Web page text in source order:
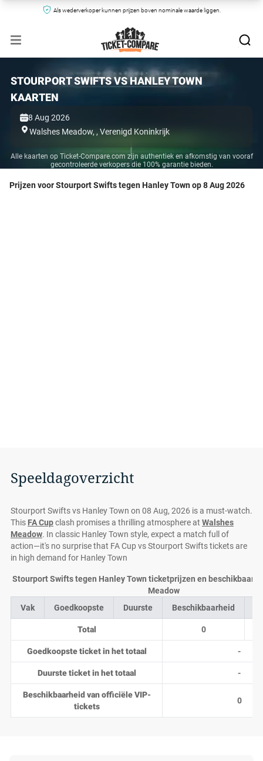
Als wederverkoper kunnen prijzen boven nominale waarde liggen.
STOURPORT SWIFTS VS HANLEY TOWN
KAARTEN
8 Aug 2026
Walshes Meadow,,Verenigd Koninkrijk
Alle kaarten op Ticket-Compare.com zijn authentiek en afkomstig van vooraf
gecontroleerde verkopers die 100% garantie bieden.
Prijzen voor Stourport Swifts tegen Hanley Town op 8 Aug 2026
Speeldagoverzicht
Stourport Swifts vs Hanley Town on 08 Aug, 2026 is a must-watch.
This FA Cupclash promises a thrilling atmosphere at Walshes
Meadow. In classic Hanley Town style, expect a match full of
action—it's no surprise that FA Cup vs Stourport Swifts tickets are
in high demand for Hanley Town
Vak Goedkoopste Duurste Beschikbaarheid
Total 0
Goedkoopste ticket in het totaal -
Duurste ticket in het totaal -
Beschikbaarheid van officiële VIP-
tickets
0
Stourport Swifts tegen Hanley Town ticketprijzen en
Meadow